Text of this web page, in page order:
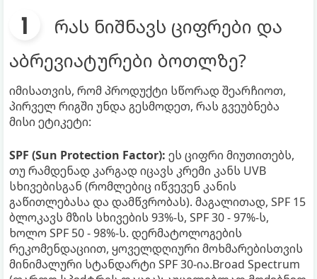
რას ნიშნავს ციფრები და
აბრევიატურები ბოთლზე?
იმისათვის, რომ პროდუქტი სწორად შეარჩიოთ,
პირველ რიგში უნდა გესმოდეთ, რას გვეუბნება
მისი ეტიკეტი:
SPF (Sun Protection Factor): ეს ციფრი მიუთითებს,
თუ რამდენად კარგად იცავს კრემი კანს UVB
სხივებისგან (რომლებიც იწვევენ კანის
გაწითლებასა და დამწვრობას). მაგალითად, SPF 15
ბლოკავს მზის სხივების 93%-ს, SPF 30 - 97%-ს,
ხოლო SPF 50 - 98%-ს. დერმატოლოგების
რეკომენდაციით, ყოველდღიური მოხმარებისთვის
მინიმალური სტანდარტი SPF 30-ია.Broad Spectrum